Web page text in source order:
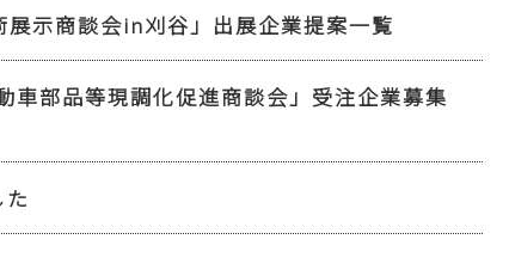
展示商談会in刈谷」出展企業提案一覧
車部品等現調化促進商談会」受注企業募集